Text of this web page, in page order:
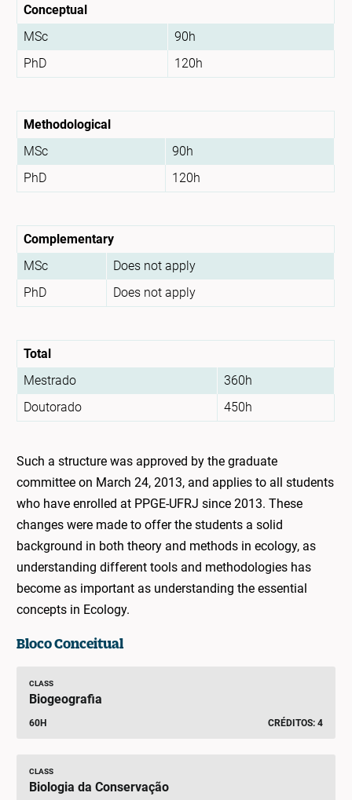
Conceptual
MSc
90h
PhD
120h
Methodological
MSc
90h
PhD
120h
Complementary
MSc
Does not apply
PhD
Does not apply
Total
Mestrado
360h
Doutorado
450h
Such a structure was approved by the graduate
committee on March 24, 2013, and applies to all students
who have enrolled at PPGE-UFRJ since 2013. These
changes were made to offer the students a solid
background in both theory and methods in ecology, as
understanding different tools and methodologies has
become as important as understanding the essential
concepts in Ecology.
Bloco Conceitual
CLASS
Biogeografia
60H CRÉDITOS: 4
CLASS
Biologia da Conservação